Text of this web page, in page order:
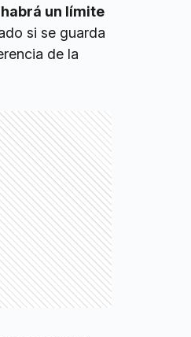
un límite
si se guarda
de la